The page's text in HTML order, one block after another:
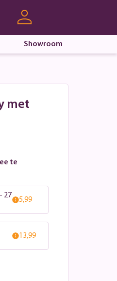
Showroom
met
te
27
5,99
13,99